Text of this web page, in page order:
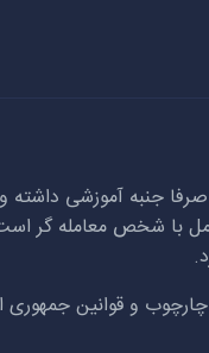
جنبه آموزشی داشته
با شخص معامله گر
و قوانین جمهوری